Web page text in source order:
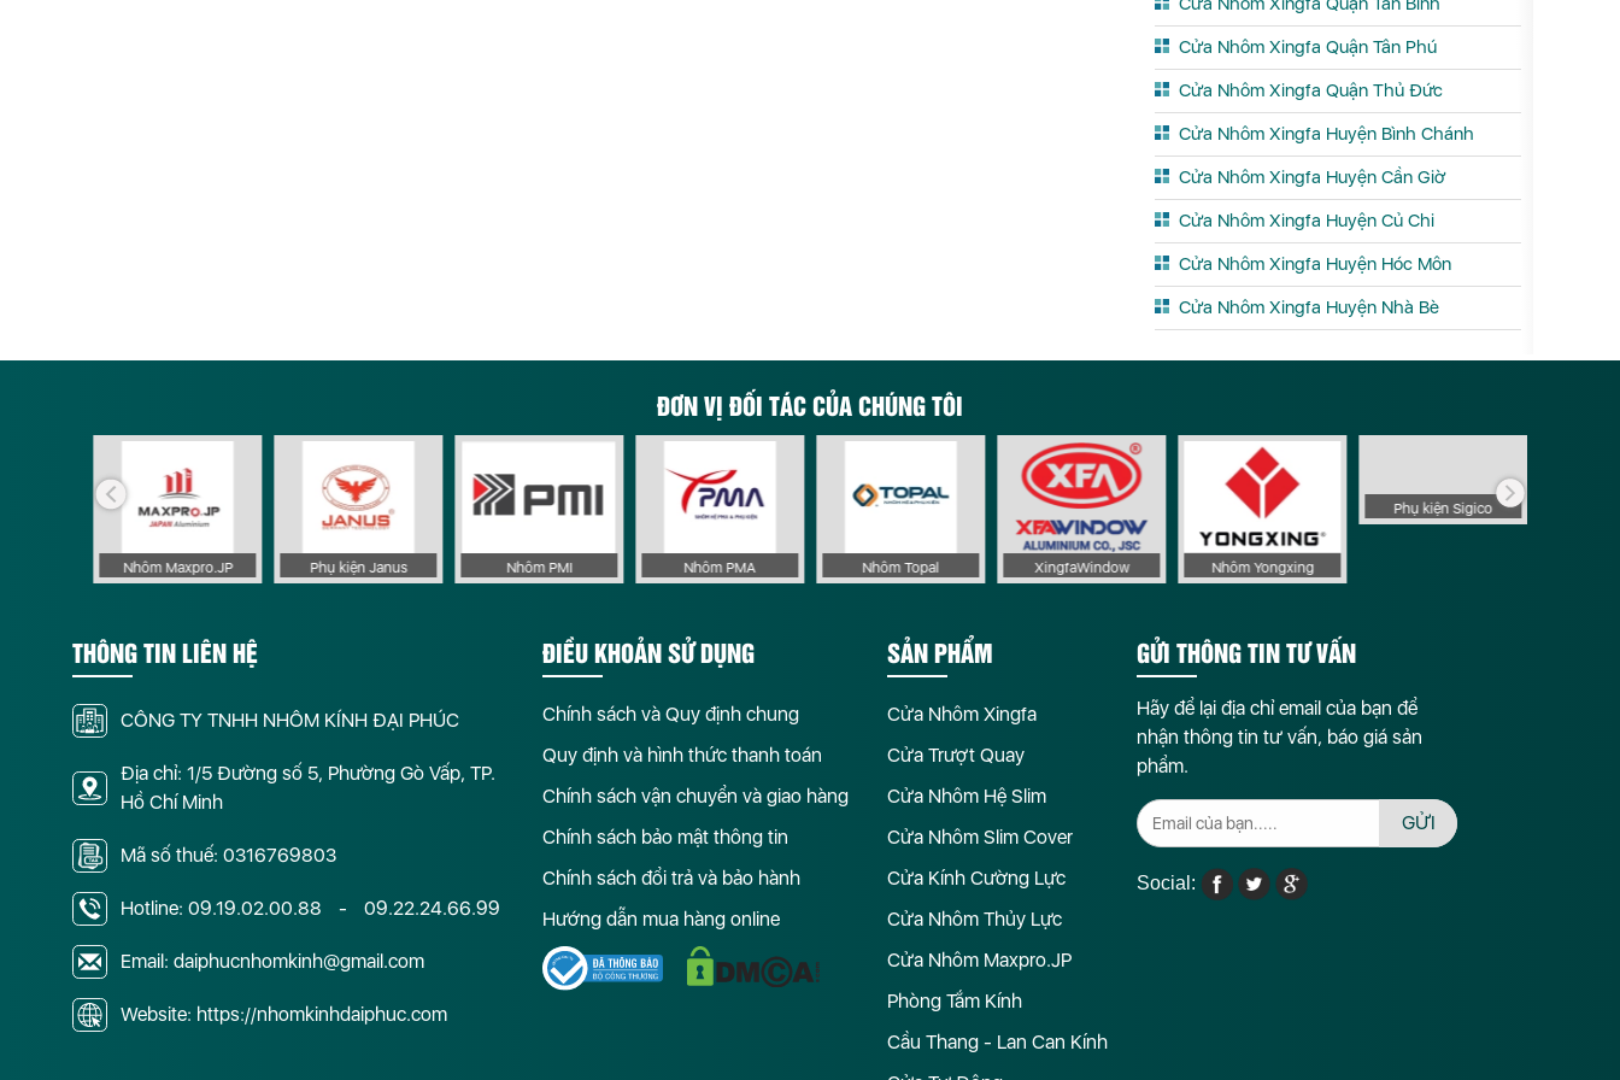
Cửa Nhôm Xingfa Quận Tân Phú
Cửa Nhôm Xingfa Quận Thủ Đức
Cửa Nhôm Xingfa Huyện Bình Chánh
Cửa Nhôm Xingfa Huyện Cần Giờ
Cửa Nhôm Xingfa Huyện Củ Chi
Cửa Nhôm Xingfa Huyện Hóc Môn
Cửa Nhôm Xingfa Huyện Nhà Bè
ĐƠN VỊ ĐỐI TÁC CỦA CHÚNG TÔI
Nhôm Maxpro.JP Phụ kiện Janus Nhôm PMI Nhôm PMA Nhôm Topal XingfaWindow Nhôm Yongxing
THÔNG TIN LIÊN HỆ
CÔNG TY TNHH NHÔM KÍNH ĐẠI PHÚC
Địa chỉ: 1/5 Đường số 5, Phường Gò Vấp, TP.
Hồ Chí Minh
Mã số thuế: 0316769803
Hotline: 09.19.02.00.88 - 09.22.24.66.99
Email: daiphucnhomkinh@gmail.com
Website: https://nhomkinhdaiphuc.com
ĐIỀU KHOẢN SỬ DỤNG
Chính sách và Quy định chung
Quy định và hình thức thanh toán
Chính sách vận chuyển và giao hàng
Chính sách bảo mật thông tin
Chính sách đổi trả và bảo hành
Hướng dẫn mua hàng online
SẢN PHẨM
Cửa Nhôm Xingfa
Cửa Trượt Quay
Cửa Nhôm Hệ Slim
Cửa Nhôm Slim Cover
Cửa Kính Cường Lực
Cửa Nhôm Thủy Lực
Cửa Nhôm Maxpro.JP
Phòng Tắm Kính
Cầu Thang - Lan Can Kính
GỬI THÔNG TIN TƯ VẤN
Hãy để lại địa chỉ email của bạn để
nhận thông tin tư vấn, báo giá sản
phẩm.
GỬI
Social: